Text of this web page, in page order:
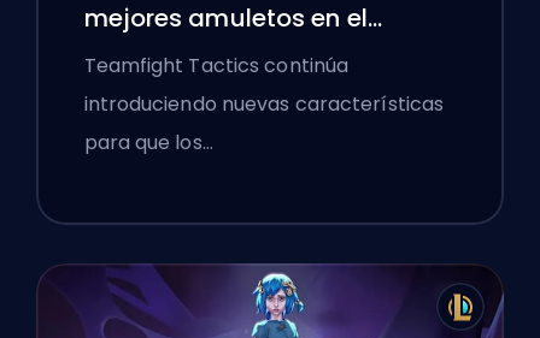
mejores amuletos en el
Conjunto 12
Teamfight Tactics continúa
introduciendo nuevas características
para que los…